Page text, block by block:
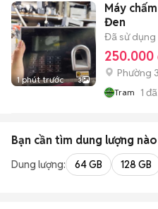
1 phút trước 3
Máy
Đen
Đã sử dụng
250.000
Phường 3
Tram 1
Bạn cần tìm dung lượng
Dung lượng: 64 GB 128 GB